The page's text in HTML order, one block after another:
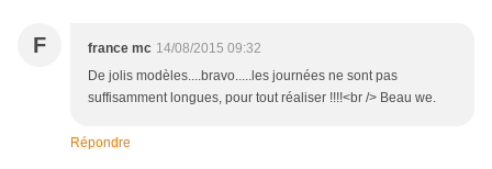
F france mc 14/08/2015 09:32
De jolis modèles....bravo.....les journées ne sont pas
suffisamment longues, pour tout réaliser !!!!<br /> Beau we.
Répondre